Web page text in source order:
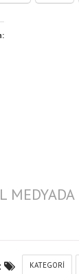
MEDYADA
KATEGORI